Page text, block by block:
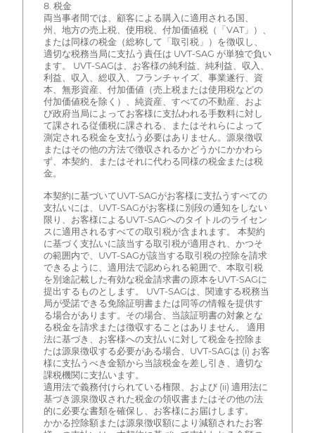
8. 税金
両当事者間では、顧客による購入に適用される国、
州、地方の売上税、使用税、付加価値税（「VAT」）、
または同様の税金（総称して「取引税」）を徴収し、
適切な税務当局に支払う責任は UVT-SAG が単独で負い
ます。 UVT-SAGは、お客様の純利益、純利益、収入、
利益、収入、総収入、フランチャイズ、事業遂行、資
本、無形資産、付加価値（売上税または使用税などの
付加価値税を除く）、純資産、すべての不動産、およ
び政府当局によってお客様に支払われる手数料に対し
て課される従価税に課される、またはそれらによって
測定される税金を支払う必要はありません。源泉徴収
またはその他の方法で徴収されるかどうかにかかわら
ず、本契約、またはそれに代わる同様の税金または税
金。
本契約に基づいてUVT-SAGがお客様に支払うすべての
支払いには、UVT-SAGがお客様に別段の通知をしない
限り、お客様によるUVT-SAGへのタイトルのライセン
スに適用されるすべての取引税が含まれます。 本契約
に基づく支払いに該当する取引税が適用され、かつそ
の範囲内で、UVT-SAGが該当する取引税の控除を請求
できるように、適用法で認められる範囲で、本取引税
を別途記載した有効な税金請求書の原本をUVT-SAGに
提出するものとします。 UVT-SAGは、関連する税務当
局が受諾できる免除証明書または同等の情報を提供す
る場合があります。その場合、当該証明書の対象とな
る税金を請求または徴収することはありません。 適用
法に基づき、お客様への支払いに対して税金を控除ま
たは源泉徴収する必要がある場合、UVT-SAGは (i) お客
様に支払うべき金額から当該税金を差し引き、適切な
課税機関に支払います。
適用法で義務付けられている権限、および (ii) 適用法に
基づき源泉徴収された税金の領収書またはその他の法
的に必要な書類を確保し、お客様にお届けします。
かかる控除額または源泉徴収額により減額されたお客